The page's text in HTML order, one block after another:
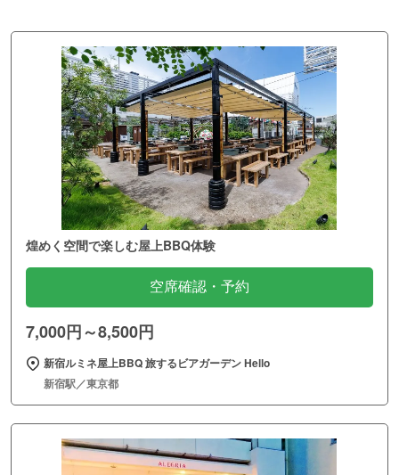
煌めく空間で楽しむ屋上BBQ体験
空席確認・予約
7,000円～8,500円
新宿ルミネ屋上BBQ 旅するビアガーデン Hello
新宿駅／東京都